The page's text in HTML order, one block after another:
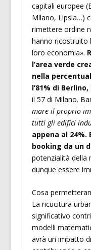
capitali europee
Milano, Lipsia…)
rimettere ordine
hanno ricostruito
loro economia».
l’area verde
nella
l’81% di Berlino,
il 57 di Milano.
mare il proprio
tutti gli edifici
appena al 24%.
booking da un
potenzialità della
dunque essere
Cosa
La ricucitura
significativo
modelli
avrà un impatto